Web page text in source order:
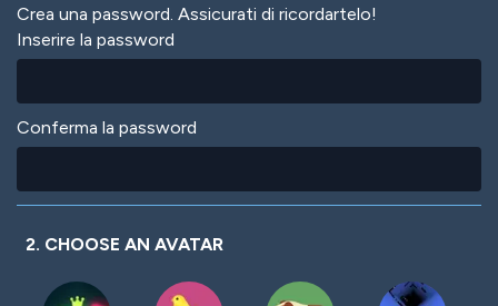
Crea una password. Assicurati di ricordartelo!
Inserire la password
Conferma la password
2. CHOOSE AN AVATAR